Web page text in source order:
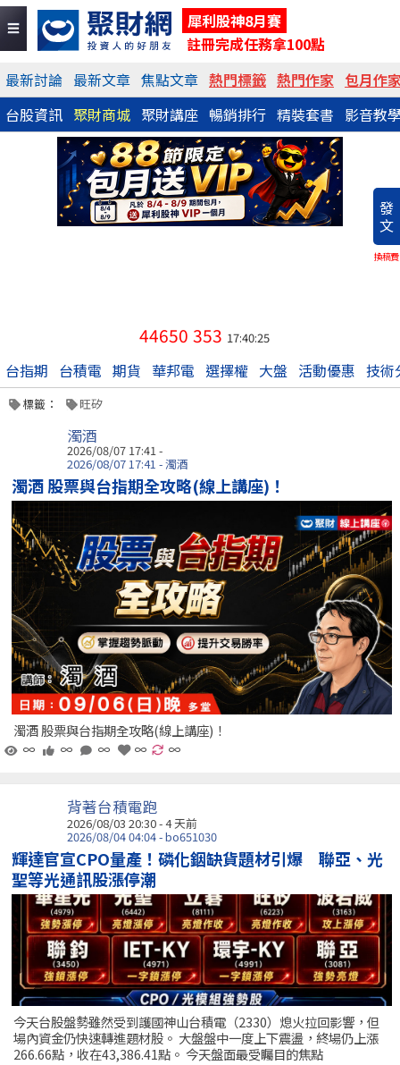
犀利股神8月賽
註冊完成任務拿100點
最新討論 最新文章 焦點文章 熱門標籤 熱門作家 包月作
台股資訊 聚財商城 聚財講座 暢銷排行 精裝套書 影音教
發
文
換稿費
44650 353 17:40:25
台指期 台積電 期貨 華邦電 選擇權 大盤 活動優惠 技術
標籤： 旺矽
濁酒
2026/08/07 17:41 -
2026/08/07 17:41 - 濁酒
濁酒 股票與台指期全攻略(線上講座)！
濁酒 股票與台指期全攻略(線上講座)！
∞
∞ ∞ ∞ ∞
背著台積電跑
2026/08/03 20:30 - 4 天前
2026/08/04 04:04 - bo651030
輝達官宣CPO量產！磷化銦缺貨題材引爆 聯亞、光
聖等光通訊股漲停潮
今天台股盤勢雖然受到護國神山台積電（2330）熄火拉回影響，但
場內資金仍快速轉進題材股。 大盤盤中一度上下震盪，終場仍上漲
266.66點，收在43,386.41點。 今天盤面最受矚目的焦點